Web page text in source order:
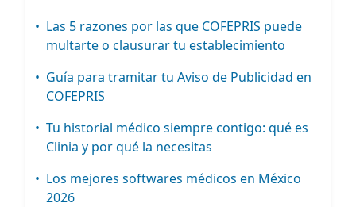
• Las 5 razones por las que COFEPRIS puede
multarte o clausurar tu establecimiento
• Guía para tramitar tu Aviso de Publicidad en
COFEPRIS
• Tu historial médico siempre contigo: qué es
Clinia y por qué la necesitas
• Los mejores softwares médicos en México
2026